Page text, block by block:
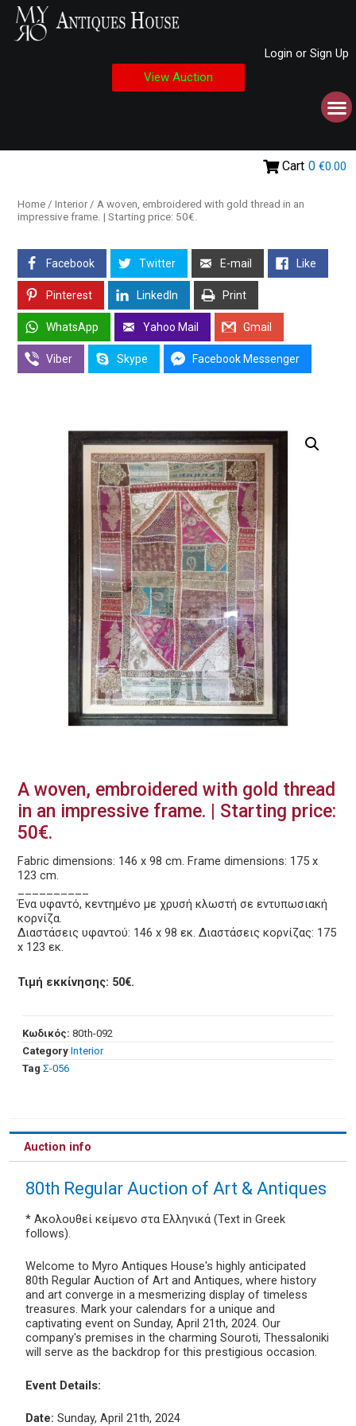
Login or Sign Up
View Auction
Cart 0 €0.00
Home / Interior/ A woven, embroidered with gold thread in an
impressive frame. | Starting price: 50€.
Facebook Twitter E-mail Like
Pinterest LinkedIn Print
WhatsApp Yahoo Mail Gmail
Viber Skype Facebook Messenger
A woven, embroidered with gold thread
in an impressive frame. | Starting price:
50€.
Fabric dimensions: 146 x 98 cm. Frame dimensions: 175 x
123 cm.
Ένα υφαντό, κεντημένο με χρυσή κλωστή σε εντυπωσιακή
κορνίζα.
Διαστάσεις υφαντού: 146 x 98 εκ. Διαστάσεις κορνίζας: 175
x 123 εκ.
Τιμή εκκίνησης: 50€.
Κωδικός: 80th-092
Category Interior
Tag Σ-056
Auction info
80th Regular Auction of Art & Antiques
* Ακολουθεί κείμενο στα Ελληνικά (Text in Greek
follows).
Welcome to Myro Antiques House's highly anticipated
80th Regular Auction of Art and Antiques, where history
and art converge in a mesmerizing display of timeless
treasures. Mark your calendars for a unique and
captivating event on Sunday, April 21th, 2024. Our
company's premises in the charming Souroti, Thessaloniki
will serve as the backdrop for this prestigious occasion.
Event Details:
Date: Sunday, April 21th, 2024